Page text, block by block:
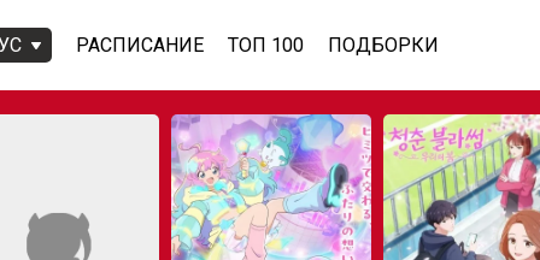
РАСПИСАНИЕ ТОП 100 ПОДБОРКИ